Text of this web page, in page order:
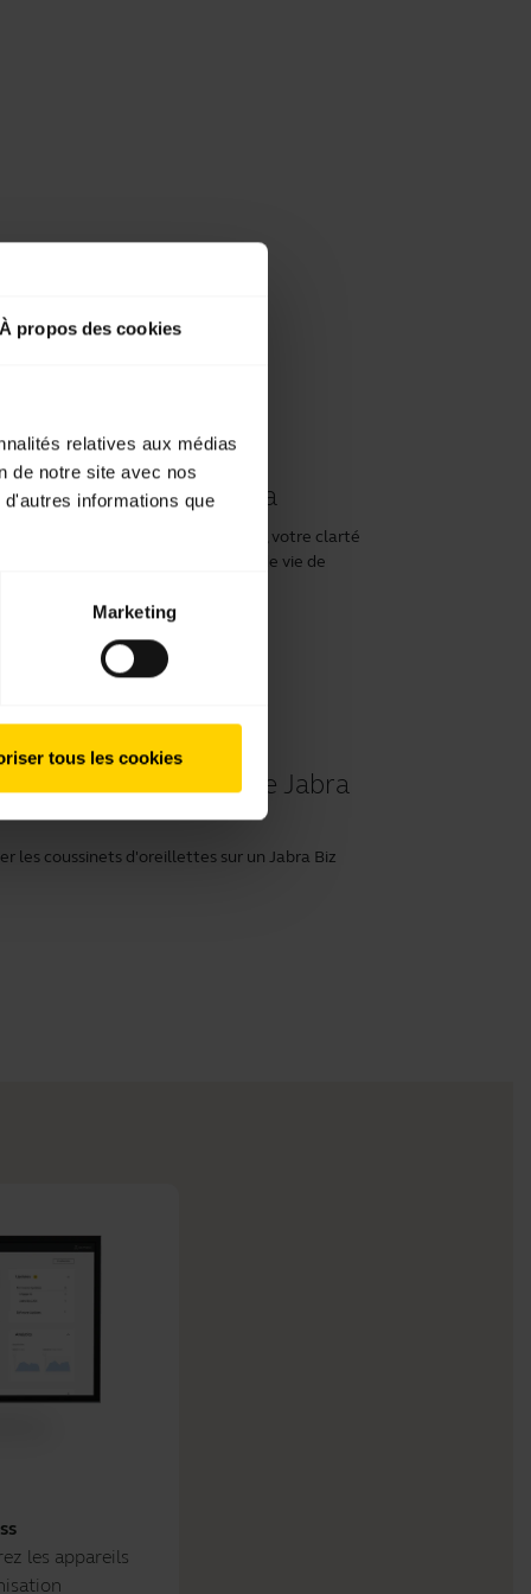
À propos des cookies
relatives aux médias
de notre site avec nos
informations que
Marketing
tous les cookies
micro-casque Jabra
optimiser votre confort de port, votre clarté
soin et prolonger la durée de vie de
d'oreillettes sur votre Jabra
les coussinets d'oreillettes sur un Jabra Biz
les appareils